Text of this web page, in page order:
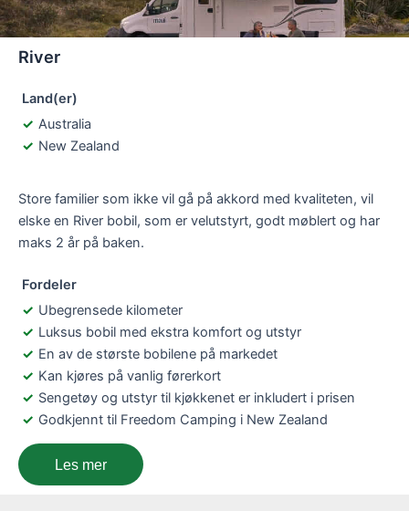
River
Land(er)
Australia
New Zealand
Store familier som ikke vil gå på akkord med kvaliteten, vil
elske en River bobil, som er velutstyrt, godt møblert og har
maks 2 år på baken.
Fordeler
Ubegrensede kilometer
Luksus bobil med ekstra komfort og utstyr
En av de største bobilene på markedet
Kan kjøres på vanlig førerkort
Sengetøy og utstyr til kjøkkenet er inkludert i prisen
Godkjennt til Freedom Camping i New Zealand
Les mer